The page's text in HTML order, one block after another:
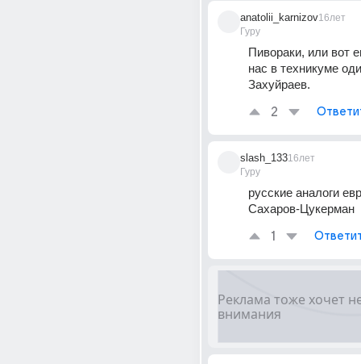
anatolii_karnizov
Гуру
16лет
Пивораки, или вот
нас в техникуме
Захуйраев.
2
slash_133
Гуру
16лет
русские аналоги
Сахаров-Цукерман
1